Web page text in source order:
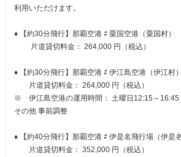
利用いただけます。
♦ 【約30分飛行】那覇空港 ⇄ 粟国空港（粟国村）
片道貸切料金： 264,000 円（税込）
♦ 【約30分飛行】那覇空港 ⇄ 伊江島空港（伊江村）
片道貸切料金： 264,000 円（税込）
※ 伊江島空港の運用時間： 土曜日12:15～16:45
その他 事前調整
♦ 【約40分飛行】那覇空港 ⇄ 伊是名飛行場（伊是名
片道貸切料金： 352,000 円（税込）